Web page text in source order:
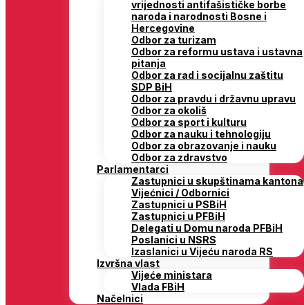
vrijednosti antifašističke borbe
naroda i narodnosti Bosne i
Hercegovine
Odbor za turizam
Odbor za reformu ustava i ustavna
pitanja
Odbor za rad i socijalnu zaštitu
SDP BiH
Odbor za pravdu i državnu upravu
Odbor za okoliš
Odbor za sport i kulturu
Odbor za nauku i tehnologiju
Odbor za obrazovanje i nauku
Odbor za zdravstvo
Parlamentarci
Zastupnici u skupštinama kantona
Vijećnici / Odbornici
Zastupnici u PSBiH
Zastupnici u PFBiH
Delegati u Domu naroda PFBiH
Poslanici u NSRS
Izaslanici u Vijeću naroda RS
Izvršna vlast
Vijeće ministara
Vlada FBiH
Načelnici